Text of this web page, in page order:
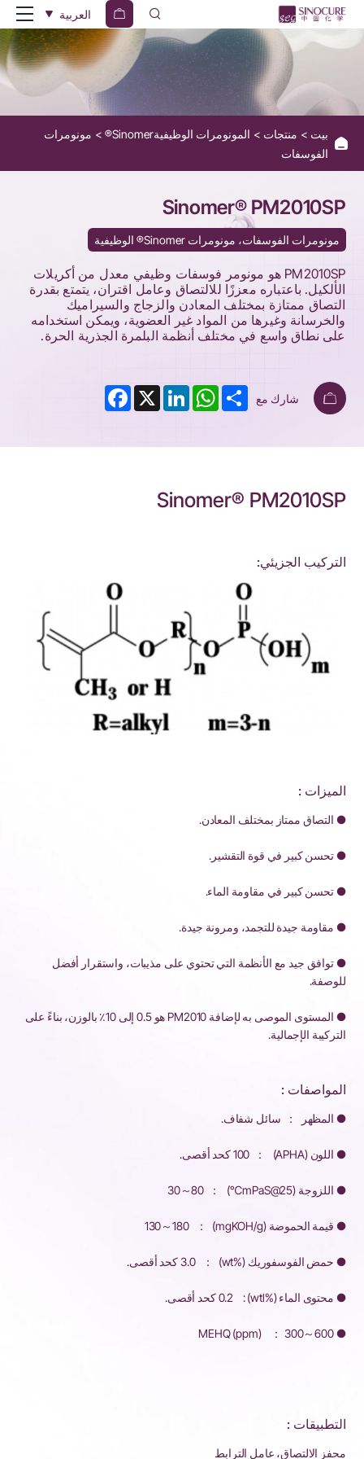
Sinomer®
PM2010SP
العربية
بيت منتجات المونومرات الوظيفيةSinomer®
مونومرات
الفوسفات
Sinomer® PM2010SP
مونومرات الفوسفات، مونومرات Sinomer® الوظيفية
PM2010SP هو مونومر فوسفات وظيفي معدل من أكريلات
الألكيل. باعتباره معززًا للالتصاق وعامل اقتران، يتمتع بقدرة
التصاق ممتازة بمختلف المعادن والزجاج والسيراميك
والخرسانة وغيرها من المواد غير العضوية، ويمكن استخدامه
على نطاق واسع في مختلف أنظمة البلمرة الجذرية الحرة.
شارك مع Facebook X
LinkedIn
WhatsAppShare
Sinomer® PM2010SP
التركيب الجزيئي:
الميزات :
● التصاق ممتاز بمختلف المعادن.
● تحسن كبير في قوة التقشير.
● تحسن كبير في مقاومة الماء.
● مقاومة جيدة للتجمد، ومرونة جيدة.
● توافق جيد مع الأنظمة التي تحتوي على مذيبات، واستقرار أفضل
للوصفة.
● المستوى الموصى به لإضافة PM2010 هو 0.5 إلى 10٪ بالوزن، بناءً على
التركيبة الإجمالية.
المواصفات :
● المظهر ： سائل شفاف.
● اللون (APHA) ： 100 كحد أقصى.
● اللزوجة (mPaS@25℃) ： 30～80
● قيمة الحموضة (mgKOH/g) ： 130～180
● حمض الفوسفوريك (%wt) ： 3.0 كحد أقصى.
● محتوى الماء (%wtl) : 0.2 كحد أقصى.
● MEHQ (ppm) ： 300～600
التطبيقات :
محفز الالتصاق، عامل الترابط